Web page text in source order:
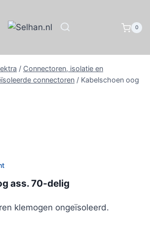
0
/ Connectoren, isolatie en
connectoren / Kabelschoen oog
ass. 70-delig
klemogen ongeïsoleerd.